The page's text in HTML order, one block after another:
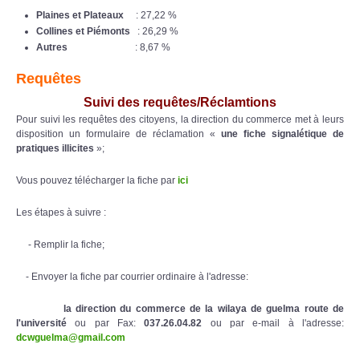
Plaines et Plateaux : 27,22 %
Collines et Piémonts : 26,29 %
Autres : 8,67 %
Requêtes
Suivi des requêtes/Réclamtions
Pour suivi les requêtes des citoyens, la direction du commerce met à leurs
disposition un formulaire de réclamation « une fiche signalétique de
pratiques illicites »;
Vous pouvez télécharger la fiche par ici
Les étapes à suivre :
- Remplir la fiche;
- Envoyer la fiche par courrier ordinaire à l'adresse:
la direction du commerce de la wilaya de guelma route de
l'universitéou par Fax:037.26.04.82 ou par e-mail à l'adresse:
dcwguelma@gmail.com